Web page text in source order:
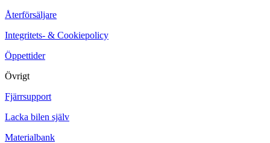
Återförsäljare
Integritets- & Cookiepolicy
Öppettider
Övrigt
Fjärrsupport
Lacka bilen själv
Materialbank